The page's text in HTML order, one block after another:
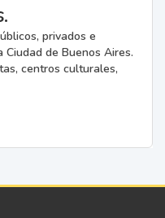
privados e
de Buenos Aires.
centros culturales,